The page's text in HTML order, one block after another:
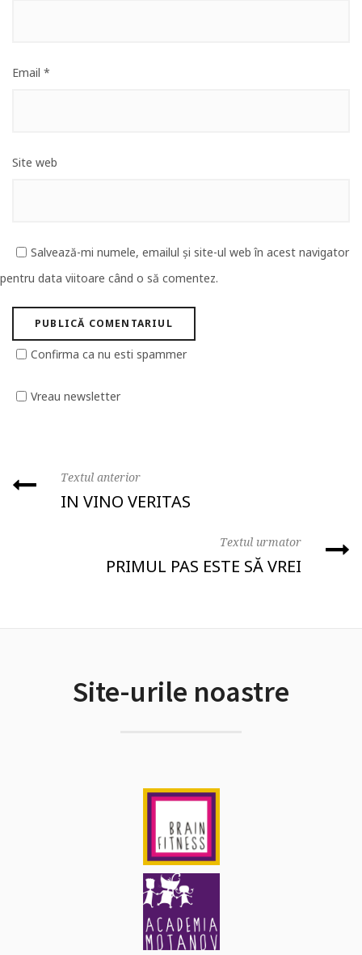
Email *
Site web
Salvează-mi numele, emailul și site-ul web în acest navigator
pentru data viitoare când o să comentez.
Confirma ca nu esti spammer
Vreau newsletter
Textul anterior
IN VINO VERITAS
Textul urmator
PRIMUL PAS ESTE SĂ VREI
Site-urile noastre